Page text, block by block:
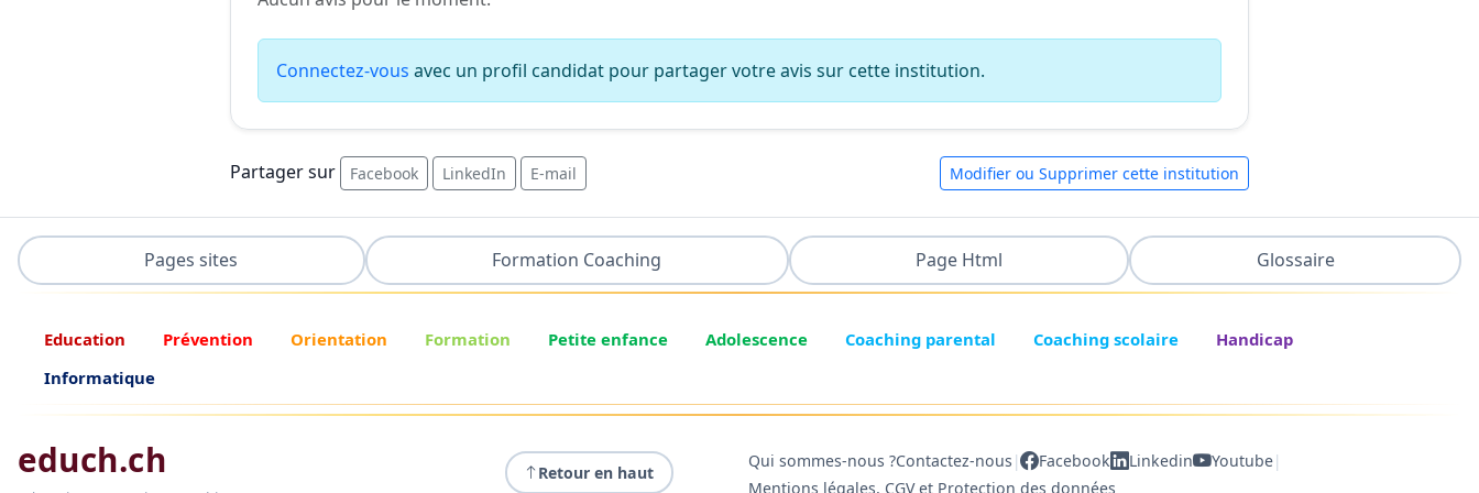
Connectez-vous avec un profil candidat pour partager votre avis sur cette institution.
Partager sur Facebook LinkedIn E-mail Modifier ou Supprimer cette institution
Pages sites Formation Coaching Page Html Glossaire
Education Prévention Orientation Formation Petite enfance Adolescence Coaching parental Coaching scolaire
Handicap
Informatique
educh.ch Retour en haut
Qui sommes-nous ?Contactez-nous | Facebook Linkedin Youtube|